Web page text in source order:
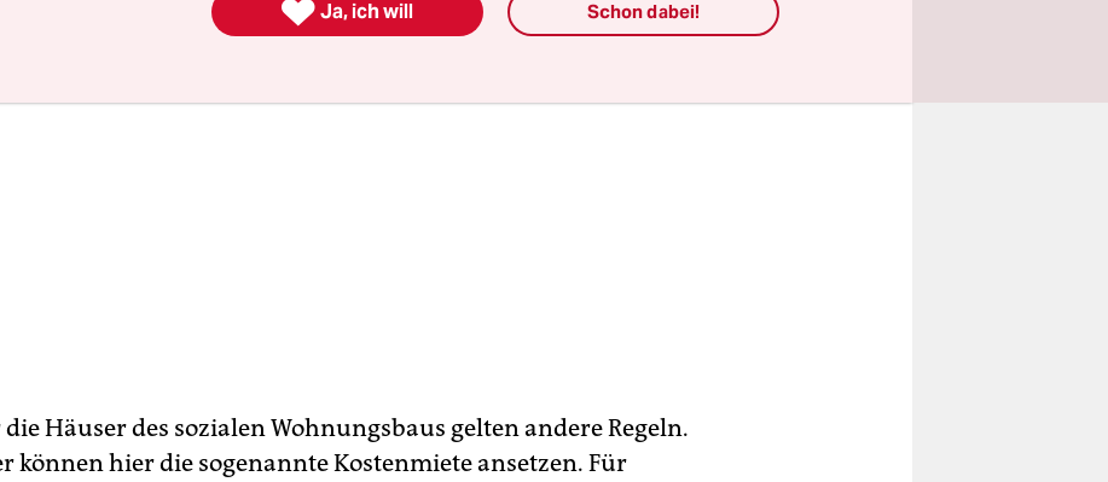
Häuser des so­zialen Wohnungsbaus gelten andere Regeln.
können hier die sogenannte Kostenmiete ansetzen. Für
 Ja, ich will Schon dabei!